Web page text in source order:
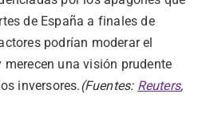
de España a finalesde
podrían moderarel
merecen unavisión prudente
los inversores.(Fuentes: Reuters,